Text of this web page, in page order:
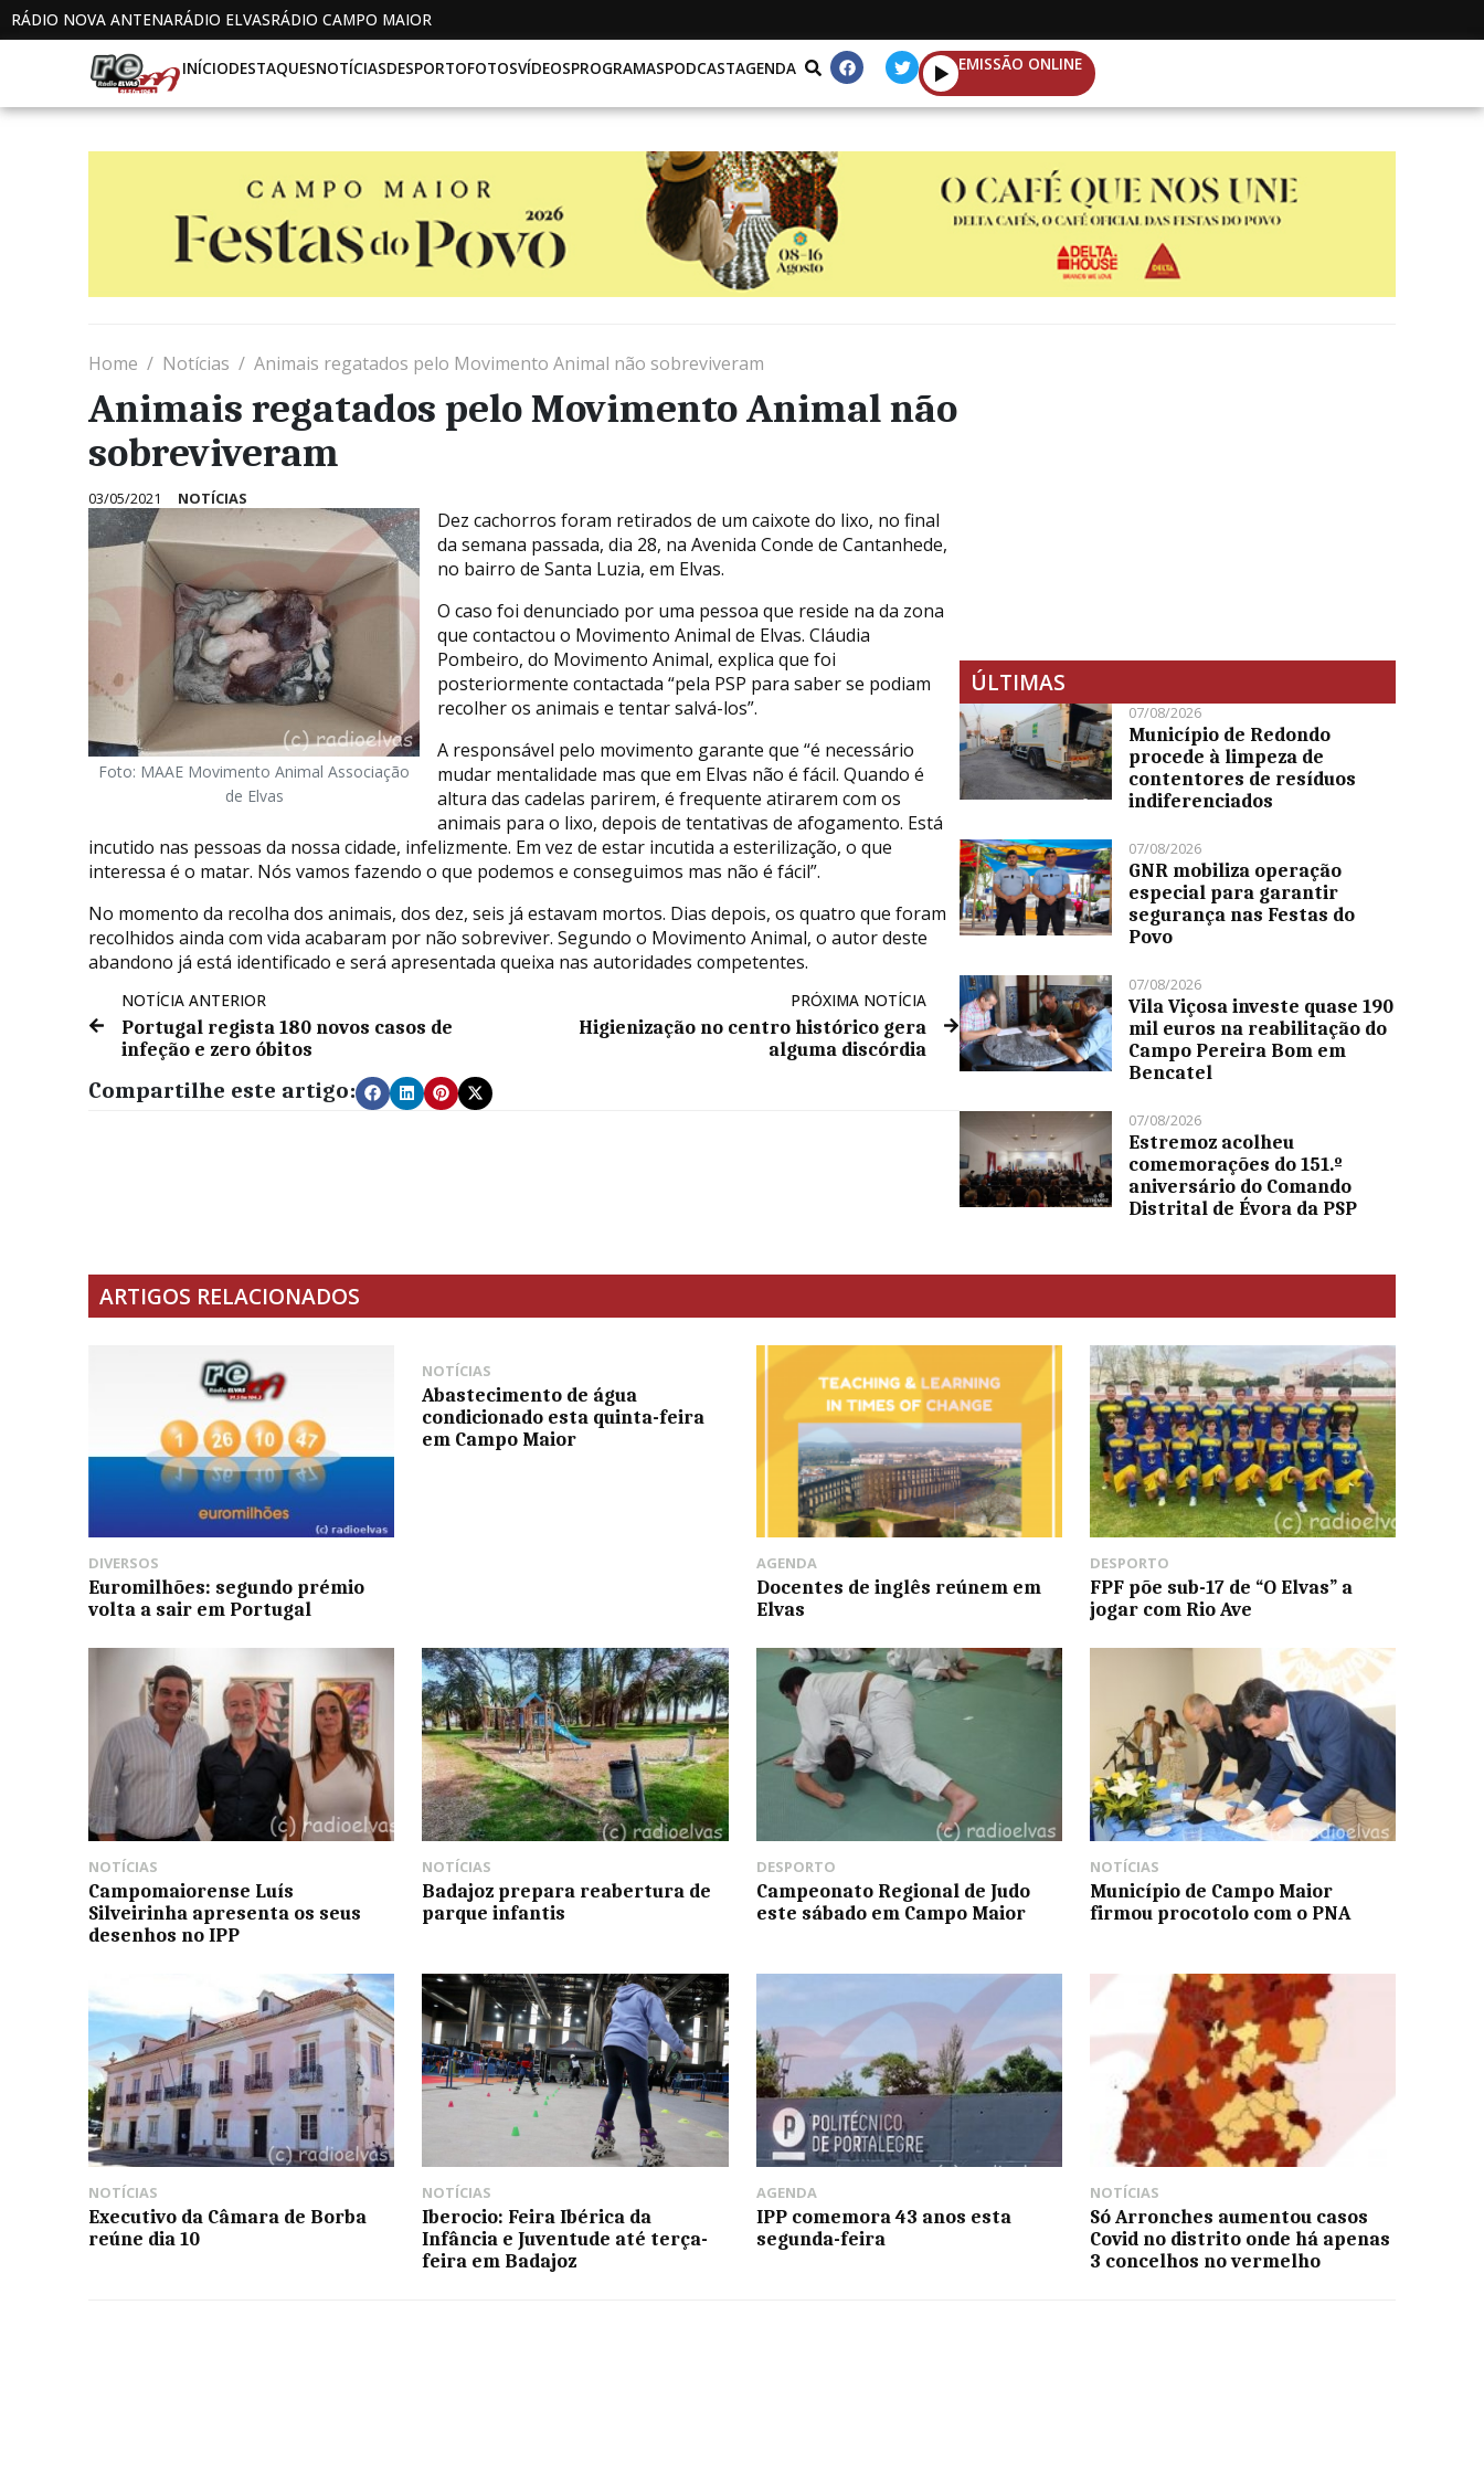
RÁDIO NOVA ANTENARÁDIO ELVASRÁDIO CAMPO MAIOR
INÍCIODESTAQUESNOTÍCIASDESPORTOFOTOSVÍDEOSPROGRAMASPODCASTAGENDA EMISSÃO ONLINE
Home Notícias Animais regatados pelo Movimento Animal não sobreviveram
Animais regatados pelo Movimento Animal não
sobreviveram
03/05/2021 NOTÍCIAS
Foto: MAAE Movimento Animal Associação
de Elvas
Dez cachorros foram retirados de um caixote do lixo, no final
da semana passada, dia 28, na Avenida Conde de Cantanhede,
no bairro de Santa Luzia, em Elvas.
O caso foi denunciado por uma pessoa que reside na da zona
que contactou o Movimento Animal de Elvas. Cláudia
Pombeiro, do Movimento Animal, explica que foi
posteriormente contactada “pela PSP para saber se podiam
recolher os animais e tentar salvá-los”.
A responsável pelo movimento garante que “é necessário
mudar mentalidade mas que em Elvas não é fácil. Quando é
altura das cadelas parirem, é frequente atirarem com os
animais para o lixo, depois de tentativas de afogamento. Está
incutido nas pessoas da nossa cidade, infelizmente. Em vez de estar incutida a esterilização, o que
interessa é o matar. Nós vamos fazendo o que podemos e conseguimos mas não é fácil”.
No momento da recolha dos animais, dos dez, seis já estavam mortos. Dias depois, os quatro que foram
recolhidos ainda com vida acabaram por não sobreviver. Segundo o Movimento Animal, o autor deste
abandono já está identificado e será apresentada queixa nas autoridades competentes.
NOTÍCIA ANTERIOR
Portugal regista 180 novos casos de
infeção e zero óbitos
PRÓXIMA NOTÍCIA
Higienização no centro histórico gera
alguma discórdia
Compartilhe este artigo:
ÚLTIMAS
07/08/2026
Município de Redondo
procede à limpeza de
contentores de resíduos
indiferenciados
07/08/2026
GNR mobiliza operação
especial para garantir
segurança nas Festas do
Povo
07/08/2026
Vila Viçosa investe quase 190
mil euros na reabilitação do
Campo Pereira Bom em
Bencatel
07/08/2026
Estremoz acolheu
comemorações do 151.º
aniversário do Comando
Distrital de Évora da PSP
ARTIGOS RELACIONADOS
DIVERSOS
Euromilhões: segundo prémio
volta a sair em Portugal
NOTÍCIAS
Abastecimento de água
condicionado esta quinta-feira
em Campo Maior
AGENDA
Docentes de inglês reúnem em
Elvas
DESPORTO
FPF põe sub-17 de “O Elvas” a
jogar com Rio Ave
NOTÍCIAS
Campomaiorense Luís
Silveirinha apresenta os seus
desenhos no IPP
NOTÍCIAS
Badajoz prepara reabertura de
parque infantis
DESPORTO
Campeonato Regional de Judo
este sábado em Campo Maior
NOTÍCIAS
Município de Campo Maior
firmou procotolo com o PNA
NOTÍCIAS
Executivo da Câmara de Borba
reúne dia 10
NOTÍCIAS
Iberocio: Feira Ibérica da
Infância e Juventude até terça-
feira em Badajoz
AGENDA
IPP comemora 43 anos esta
segunda-feira
NOTÍCIAS
Só Arronches aumentou casos
Covid no distrito onde há apenas
3 concelhos no vermelho